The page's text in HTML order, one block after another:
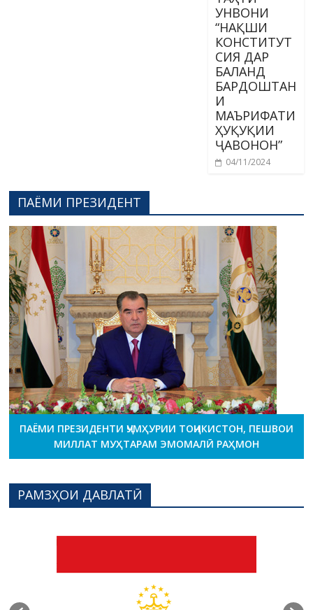
УНВОНИ
“НАҚШИ
КОНСТИТУТ
СИЯ ДАР
БАЛАНД
БАРДОШТАН
И
МАЪРИФАТИ
ҲУҚУҚИИ
ҶАВОНОН”
04/11/2024
ПАЁМИ ПРЕЗИДЕНТ
ПАЁМИ ПРЕЗИДЕНТИ ҶУМҲУРИИ ТОҶИКИСТОН, ПЕШВОИ
МИЛЛАТ МУҲТАРАМ ЭМОМАЛӢ РАҲМОН
РАМЗҲОИ ДАВЛАТӢ